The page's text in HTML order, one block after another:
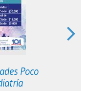
Poco